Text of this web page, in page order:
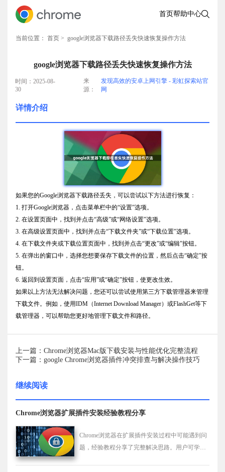
首页帮助中心
当前位置： 首页 > google浏览器下载路径丢失快速恢复操作方法
google浏览器下载路径丢失快速恢复操作方法
时间：2025-08-
30
来
源：
发现高效的安卓上网引擎 - 彩虹探索站官
网
详情介绍
如果您的Google浏览器下载路径丢失，可以尝试以下方法进行恢复：
1. 打开Google浏览器，点击菜单栏中的“设置”选项。
2. 在设置页面中，找到并点击“高级”或“网络设置”选项。
3. 在高级设置页面中，找到并点击“下载文件夹”或“下载位置”选项。
4. 在下载文件夹或下载位置页面中，找到并点击“更改”或“编辑”按钮。
5. 在弹出的窗口中，选择您想要保存下载文件的位置，然后点击“确定”按
钮。
6. 返回到设置页面，点击“应用”或“确定”按钮，使更改生效。
如果以上方法无法解决问题，您还可以尝试使用第三方下载管理器来管理
下载文件。例如，使用IDM（Internet Download Manager）或FlashGet等下
载管理器，可以帮助您更好地管理下载文件和路径。
上一篇：Chrome浏览器Mac版下载安装与性能优化完整流程
下一篇：google Chrome浏览器插件冲突排查与解决操作技巧
继续阅读
Chrome浏览器扩展插件安装经验教程分享
Chrome浏览器在扩展插件安装过程中可能遇到问
题，经验教程分享了完整解决思路。用户可学习